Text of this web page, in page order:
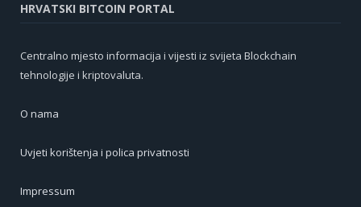
HRVATSKI BITCOIN PORTAL
Centralno mjesto informacija i vijesti iz svijeta Blockchain
tehnologije i kriptovaluta.
O nama
Uvjeti korištenja i polica privatnosti
Impressum